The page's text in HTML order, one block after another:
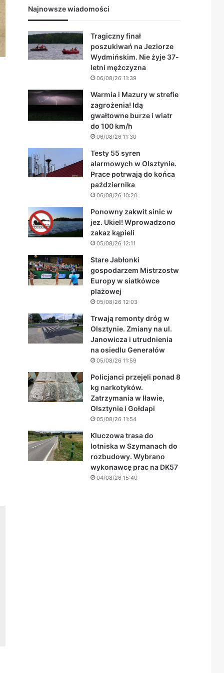
Najnowsze wiadomości
Tragiczny finał
poszukiwań na Jeziorze
Wydmińskim. Nie żyje 37-
letni mężczyzna
06/08/26 11:39
Warmia i Mazury w strefie
zagrożenia! Idą
gwałtowne burze i wiatr
do 100 km/h
06/08/26 11:30
Testy 55 syren
alarmowych w Olsztynie.
Prace potrwają do końca
października
06/08/26 10:20
Ponowny zakwit sinic w
jez. Ukiel! Wprowadzono
zakaz kąpieli
05/08/26 12:11
Stare Jabłonki
gospodarzem Mistrzostw
Europy w siatkówce
plażowej
05/08/26 12:03
Trwają remonty dróg w
Olsztynie. Zmiany na ul.
Janowicza i utrudnienia
na osiedlu Generałów
05/08/26 11:59
Policjanci przejęli ponad 8
kg narkotyków.
Zatrzymania w Iławie,
Olsztynie i Gołdapi
05/08/26 11:54
Kluczowa trasa do
lotniska w Szymanach do
rozbudowy. Wybrano
wykonawcę prac na DK57
04/08/26 15:40